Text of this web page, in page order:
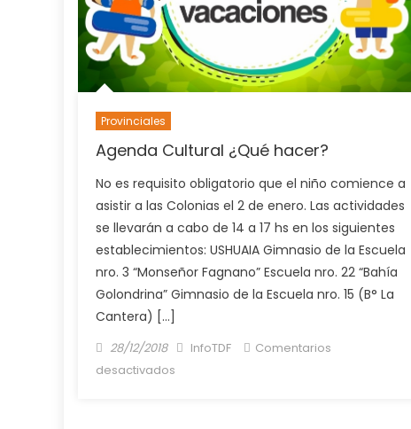
Provinciales
Agenda Cultural ¿Qué hacer?
No es requisito obligatorio que el niño comience a
asistir a las Colonias el 2 de enero. Las actividades
se llevarán a cabo de 14 a 17 hs en los siguientes
establecimientos: USHUAIA Gimnasio de la Escuela
nro. 3 “Monseñor Fagnano” Escuela nro. 22 “Bahía
Golondrina” Gimnasio de la Escuela nro. 15 (B° La
Cantera) […]
Posted
on
28/12/2018 Author
InfoTDF
Comentarios
desactivadosen